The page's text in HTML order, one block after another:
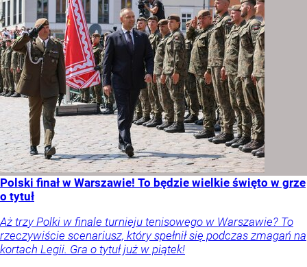
Polski finał w Warszawie! To będzie wielkie święto w grze
o tytuł
Aż trzy Polki w finale turnieju tenisowego w Warszawie? To
rzeczywiście scenariusz, który spełnił się podczas zmagań na
kortach Legii. Gra o tytuł już w piątek!